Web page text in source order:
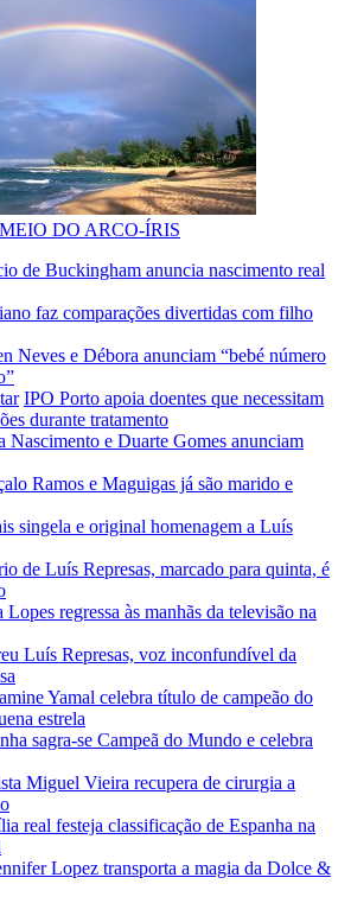
DO ARCO-ÍRIS
de Buckingham anuncia nascimento real
faz comparações divertidas com filho
Neves e Débora anunciam “bebé número
IPO Porto apoia doentes que necessitam
durante tratamento
Nascimento e Duarte Gomes anunciam
Ramos e Maguigas já são marido e
singela e original homenagem a Luís
de Luís Represas, marcado para quinta, é
Lopes regressa às manhãs da televisão na
Luís Represas, voz inconfundível da
Yamal celebra título de campeão do
estrela
sagra-se Campeã do Mundo e celebra
Miguel Vieira recupera de cirurgia a
real festeja classificação de Espanha na
Lopez transporta a magia da Dolce &